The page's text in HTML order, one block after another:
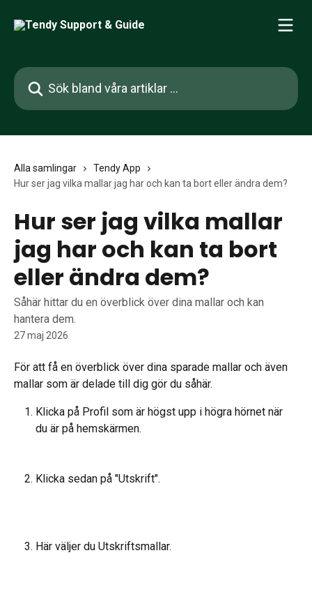
Sök bland våra artiklar …
Alla samlingar
Tendy App
Hur ser jag vilka mallar jag har och kan ta bort eller ändra dem?
Hur ser jag vilka mallar
jag har och kan ta bort
eller ändra dem?
Såhär hittar du en överblick över dina mallar och kan
hantera dem.
27 maj 2026
För att få en överblick över dina sparade mallar och även
mallar som är delade till dig gör du såhär.
Klicka på Profil som är högst upp i högra hörnet när
du är på hemskärmen.
Klicka sedan på "Utskrift".
Här väljer du Utskriftsmallar.